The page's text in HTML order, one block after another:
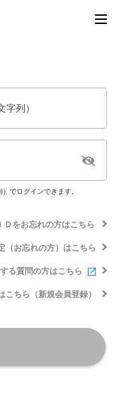
列）
でログインできます。
Ｄをお忘れの方はこちら
（お忘れの方）はこちら
る質問の方はこちら
こちら（新規会員登録）